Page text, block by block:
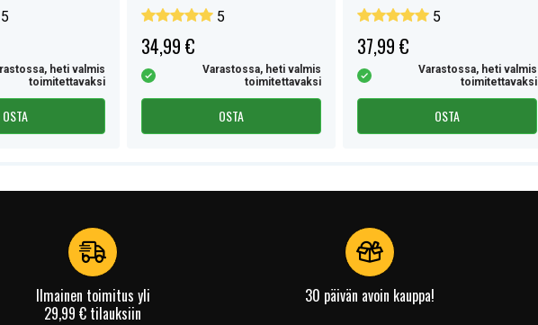
5
heti valmis
toimitettavaksi
OSTA
5
34,99 €
Varastossa, heti valmis
toimitettavaksi
OSTA
5
37,99 €
Varastossa, heti valmis
toimitettavaksi
OSTA
Ilmainen toimitus yli
29,99 € tilauksiin
30 päivän avoin kauppa!